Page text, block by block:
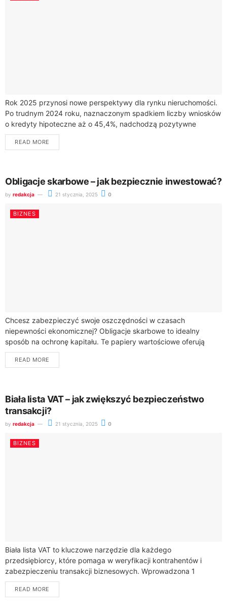
Rok 2025 przynosi nowe perspektywy dla rynku nieruchomości.
Po trudnym 2024 roku, naznaczonym spadkiem liczby wniosków
o kredyty hipoteczne aż o 45,4%, nadchodzą pozytywne
zmiany.Statystyki pokazują dynamikę zmian na rynku...
READ MORE
Obligacje skarbowe – jak bezpiecznie inwestować?
by redakcja 21 stycznia, 2025 0
BIZNES
Chcesz zabezpieczyć swoje oszczędności w czasach
niepewności ekonomicznej? Obligacje skarbowe to idealny
sposób na ochronę kapitału. Te papiery wartościowe oferują
stabilność i przewidywalność, które wyróżniają je spośród innych
form inwestowania.Obligacje...
READ MORE
Biała lista VAT – jak zwiększyć bezpieczeństwo
transakcji?
by redakcja 21 stycznia, 2025 0
BIZNES
Biała lista VAT to kluczowe narzędzie dla każdego
przedsiębiorcy, które pomaga w weryfikacji kontrahentów i
zabezpieczeniu transakcji biznesowych. Wprowadzona 1
września 2019 roku elektroniczna baza danych oferuje
kompleksowe informacje o...
READ MORE